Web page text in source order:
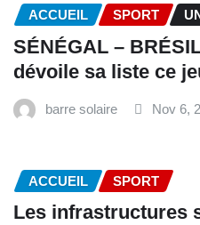
ACCUEIL SPORT
SÉNÉGAL –
dévoile sa liste ce
barre solaire Nov 6,
ACCUEIL SPORT
Les infrastructures